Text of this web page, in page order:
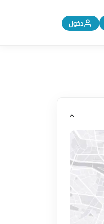
دخول